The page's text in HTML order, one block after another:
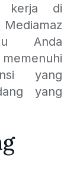
kerja di
Anda
yang
yang